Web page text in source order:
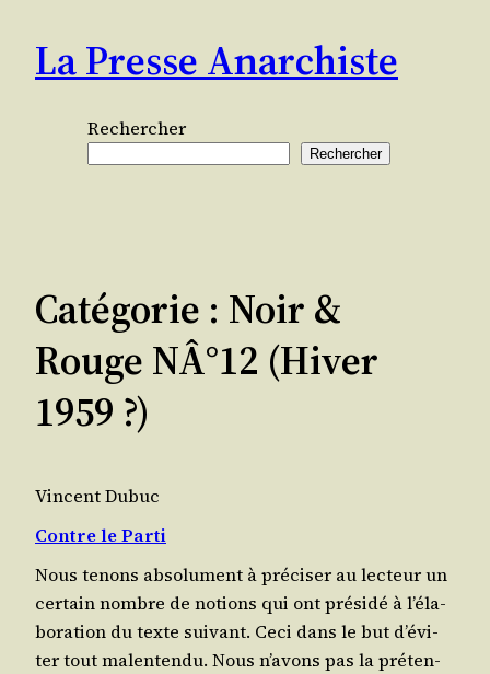
contenu
La Presse Anarchiste
Rechercher
Rechercher
Catégorie : Noir &
Rouge NÂ°12 (hiver
1959 ?)
Vincent Dubuc
Contre le Parti
Nous tenons abso­lu­ment à pré­ci­ser au lec­teur un
cer­tain nombre de notions qui ont pré­si­dé à l’é­la­
bo­ra­tion du texte sui­vant. Ceci dans le but d’é­vi­
ter tout malentendu. Nous n’a­vons pas la pré­ten­